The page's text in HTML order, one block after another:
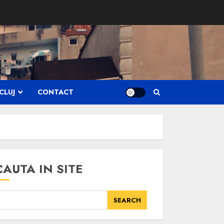
CONTACT
IN SITE
SEARCH